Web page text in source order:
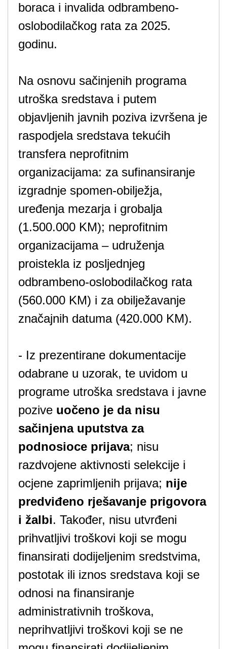
boraca i invalida odbrambeno-
oslobodilačkog rata za 2025.
godinu.
Na osnovu sačinjenih programa
utroška sredstava i putem
objavljenih javnih poziva izvršena je
raspodjela sredstava tekućih
transfera neprofitnim
organizacijama: za sufinansiranje
izgradnje spomen-obilježja,
uređenja mezarja i grobalja
(1.500.000 KM); neprofitnim
organizacijama – udruženja
proistekla iz posljednjeg
odbrambeno-oslobodilačkog rata
(560.000 KM) i za obilježavanje
značajnih datuma (420.000 KM).
- Iz prezentirane dokumentacije
odabrane u uzorak, te uvidom u
programe utroška sredstava i javne
pozive uočeno je da nisu
sačinjena uputstva za
podnosioce prijava; nisu
razdvojene aktivnosti selekcije i
ocjene zaprimljenih prijava; nije
predviđeno rješavanje prigovora
i žalbi. Također, nisu utvrđeni
prihvatljivi troškovi koji se mogu
finansirati dodijeljenim sredstvima,
postotak ili iznos sredstava koji se
odnosi na finansiranje
administrativnih troškova,
neprihvatljivi troškovi koji se ne